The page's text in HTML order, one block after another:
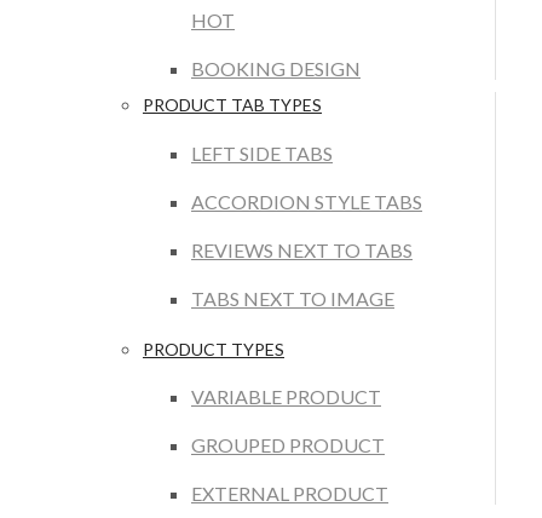
HOT
BOOKING DESIGN
PRODUCT TAB TYPES
LEFT SIDE TABS
ACCORDION STYLE TABS
REVIEWS NEXT TO TABS
TABS NEXT TO IMAGE
PRODUCT TYPES
VARIABLE PRODUCT
GROUPED PRODUCT
EXTERNAL PRODUCT